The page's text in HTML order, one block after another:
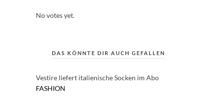
No votes yet.
DAS KÖNNTE DIR AUCH GEFALLEN
Vestire liefert italienische Socken im Abo
FASHION